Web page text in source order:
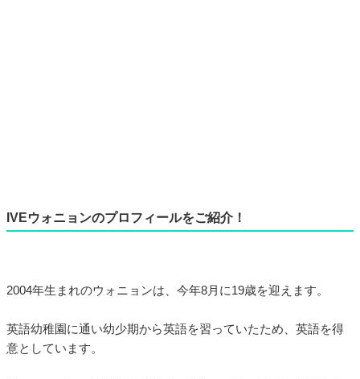
IVEウォニョンのプロフィールをご紹介！
2004年生まれのウォニョンは、今年8月に19歳を迎えます。
英語幼稚園に通い幼少期から英語を習っていたため、英語を得
意としています。